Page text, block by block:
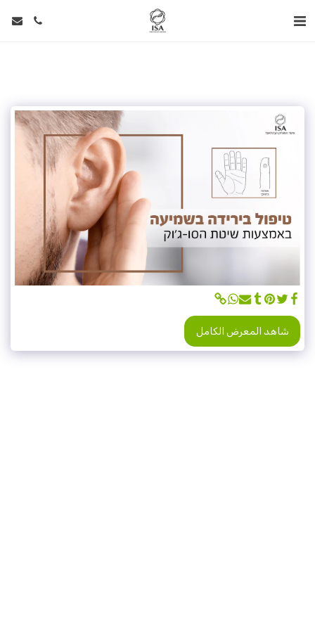
شاهد المعرض الكامل